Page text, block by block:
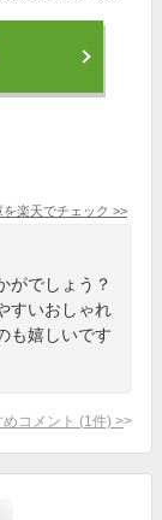
を楽天でチェック >>
がでしょう？
すいおしゃれ
も嬉しいです
コメント (1 件) >